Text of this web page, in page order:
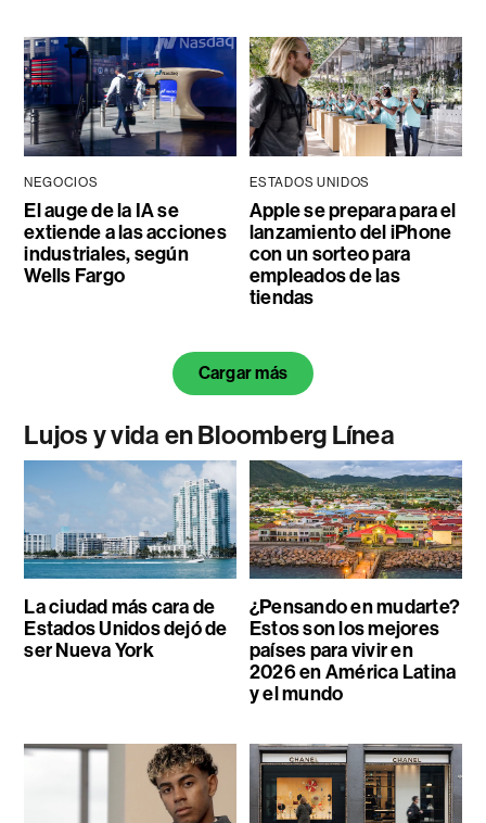
NEGOCIOS
El auge de la IA se
extiende a las acciones
industriales, según
Wells Fargo
ESTADOS UNIDOS
Apple se prepara para el
lanzamiento del iPhone
con un sorteo para
empleados de las
tiendas
Cargar más
Lujos y vida en Bloomberg Línea
La ciudad más cara de
Estados Unidos dejó de
ser Nueva York
¿Pensando en mudarte?
Estos son los mejores
países para vivir en
2026 en América Latina
y el mundo